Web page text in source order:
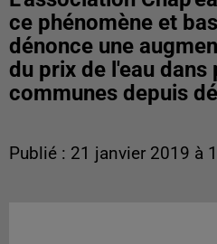
ce phénomène et
dénonce une
du prix de l'eau dans
communes depuis
Publié : 21 janvier 2019 à